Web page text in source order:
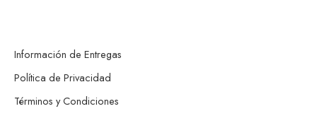
Información de Entregas
Política de Privacidad
Términos y Condiciones